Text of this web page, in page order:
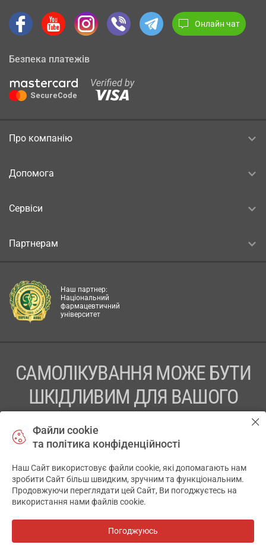
Онлайн чат
Безпека платежів
Про компанію
Допомога
Сервіси
Партнерам
Наш партнер:
Національний
фармацевтичний
університет
САМОЛІКУВАННЯ МОЖЕ БУТИ
ШКІДЛИВИМ ДЛЯ ВАШОГО
ПЕРЕД ЗАСТОСУВАННЯМ ПРЕПАРАТУ ПРОКОНСУЛЬТУЙТЕСЬ
ТОВ «АПТЕКА 911.ЮА» Код ЄДРПОУ 43631965.
Відмова від відповідальності
© 2014-2026. Медична інформаційна система АПТЕКА911.ЮА
Файли cookie
та політика конфіденційності
Наш Сайт використовує файли cookie, які допомагають нам
зробити Сайт більш швидким, зручним та функціональним.
Продовжуючи переглядати цей Сайт, Ви погоджуєтесь на
використання нами файлів cookie.
Погоджуюсь
✕